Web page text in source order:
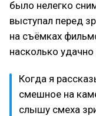
было нелегко
выступал перед
на съёмках
насколько удачно
Когда я
смешное на
слышу смеха